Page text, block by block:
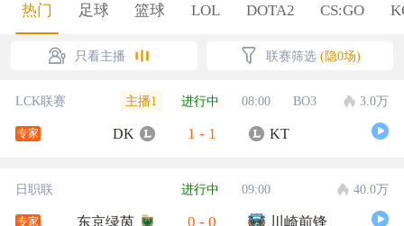
热门 足球 篮球 LOL DOTA2 CS:GO
只看主播 联赛筛选 (隐0场)
LCK联赛 主播1 进行中 08:00 BO3 3.0万
专家 DK 1 - 1 KT
日职联 进行中 09:00 40.0万
专家 东京绿茵 0 - 0 川崎前锋